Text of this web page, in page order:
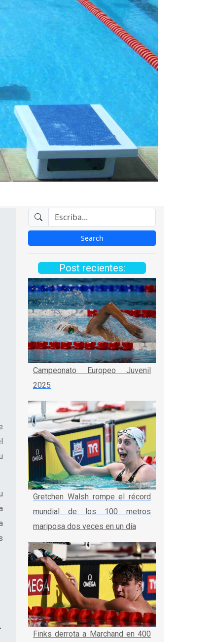
Post recientes:
Campeonato Europeo Juvenil
2025
Gretchen Walsh rompe el récord
mundial de los 100 metros
mariposa dos veces en un día
Finks derrota a Marchand en 400